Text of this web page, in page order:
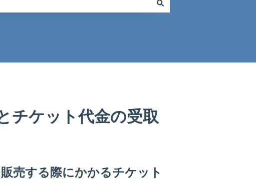
チケット代金の受取
売する際にかかるチケット